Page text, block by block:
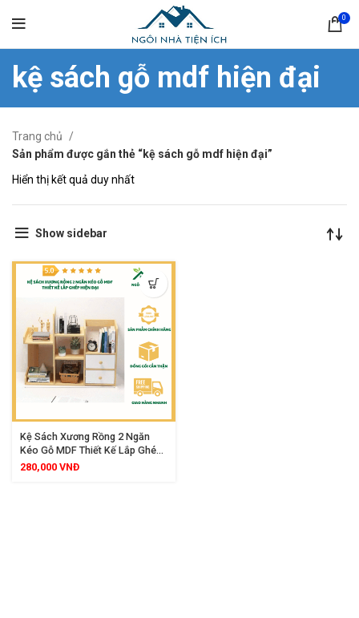
0
kệ sách gỗ mdf hiện đại
Trang chủ
Sản phẩm được gắn thẻ “kệ sách gỗ mdf hiện đại”
Hiển thị kết quả duy nhất
Show sidebar
Kệ Sách Xương Rồng 2 Ngăn
Kéo Gỗ MDF Thiết Kế Lắp Ghép
Hiện Đại
280,000 VNĐ